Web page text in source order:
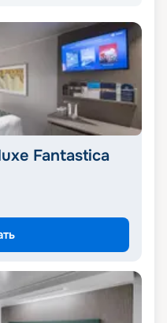
Fantastica